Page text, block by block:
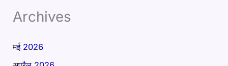
Archives
मई 2026